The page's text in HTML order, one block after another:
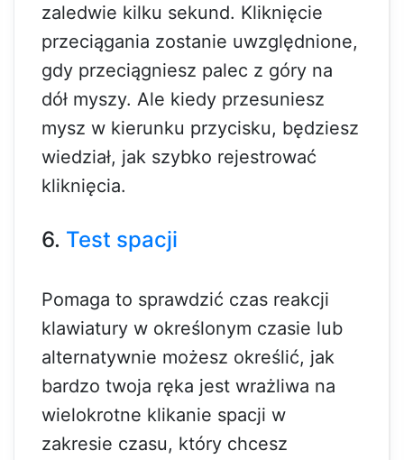
zaledwie kilku sekund. Kliknięcie
przeciągania zostanie uwzględnione,
gdy przeciągniesz palec z góry na
dół myszy. Ale kiedy przesuniesz
mysz w kierunku przycisku, będziesz
wiedział, jak szybko rejestrować
kliknięcia.
6. Test spacji
Pomaga to sprawdzić czas reakcji
klawiatury w określonym czasie lub
alternatywnie możesz określić, jak
bardzo twoja ręka jest wrażliwa na
wielokrotne klikanie spacji w
zakresie czasu, który chcesz